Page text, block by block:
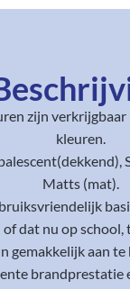
zijn
kleuren.
Matts (mat).
dat nu op school,
gemakkelijk aan te
brandprestatie